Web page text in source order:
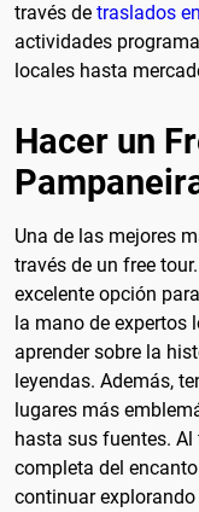
través de traslados
actividades
locales hasta
Hacer un
Una de las mejores
través de un free
excelente opción
la mano de expertos
aprender sobre la
leyendas. Además,
lugares más
hasta sus fuentes.
completa del
continuar